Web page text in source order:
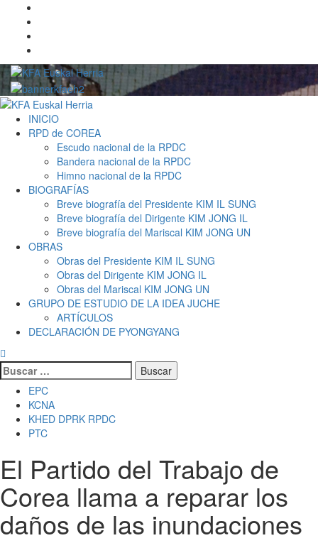
contenido
Menú
primarioINICIO
RPD de COREA
Escudo nacional de la RPDC
Bandera nacional de la RPDC
Himno nacional de la RPDC
BIOGRAFÍAS
Breve biografía del Presidente KIM IL SUNG
Breve biografía del Dirigente KIM JONG IL
Breve biografía del Mariscal KIM JONG UN
OBRAS
Obras del Presidente KIM IL SUNG
Obras del Dirigente KIM JONG IL
Obras del Mariscal KIM JONG UN
GRUPO DE ESTUDIO DE LA IDEA JUCHE
ARTÍCULOS
DECLARACIÓN DE PYONGYANG
Buscar:
EPC
KCNA
KHED DPRK RPDC
PTC
El Partido del Trabajo de
Corea llama a reparar los
daños de las inundaciones